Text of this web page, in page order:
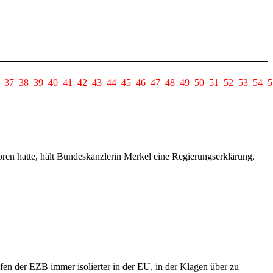
37 38 39 40 41 42 43 44 45 46 47 48 49 50 51 52 53 54
hatte, hält Bundeskanzlerin Merkel eine Regierungserklärung,
der EZB immer isolierter in der EU, in der Klagen über zu